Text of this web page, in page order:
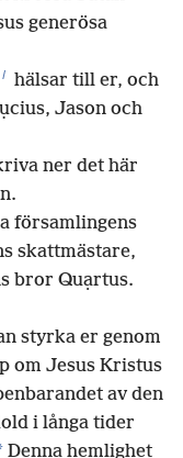
generösa
l hälsar till er, och
Jason och
ner det här
församlingens
skattmästare,
bror Quạrtus.
styrka er genom
om Jesus Kristus
av den
i långa tider
Denna hemlighet